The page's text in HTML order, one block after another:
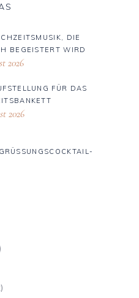
DIE
BEGEISTERT WIRD
2026
FÜR DAS
2026
I